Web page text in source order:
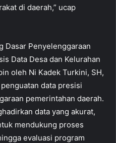
di daerah,” ucap
Dasar Penyelenggaraan
Data Desa dan Kelurahan
oleh Ni Kadek Turkini, SH,
data presisi
pemerintahan daerah.
data yang akurat,
mendukung proses
evaluasi program